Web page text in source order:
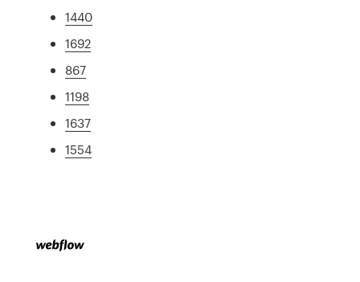
1440
1692
867
1198
1637
1554